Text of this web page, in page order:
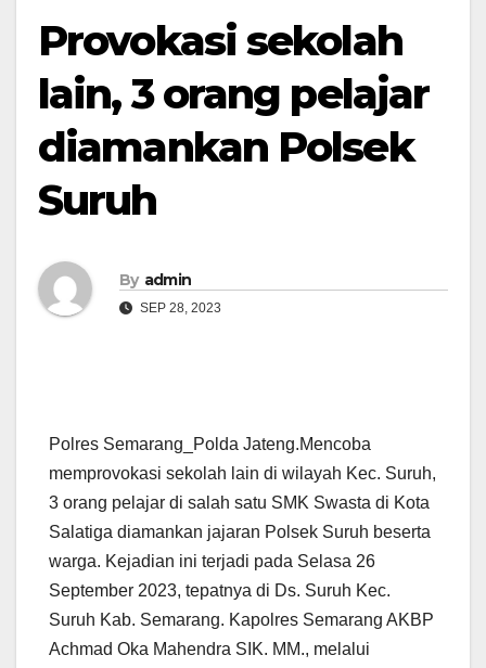
Provokasi sekolah
lain, 3 orang pelajar
diamankan Polsek
Suruh
By admin
SEP 28, 2023
Polres Semarang_Polda Jateng.Mencoba
memprovokasi sekolah lain di wilayah Kec. Suruh,
3 orang pelajar di salah satu SMK Swasta di Kota
Salatiga diamankan jajaran Polsek Suruh beserta
warga. Kejadian ini terjadi pada Selasa 26
September 2023, tepatnya di Ds. Suruh Kec.
Suruh Kab. Semarang. Kapolres Semarang AKBP
Achmad Oka Mahendra SIK. MM., melalui